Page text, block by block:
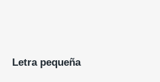
Letra pequeña